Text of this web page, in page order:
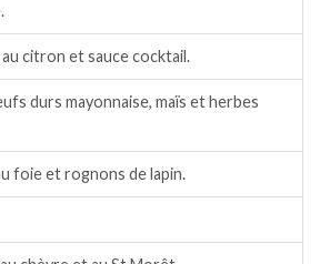
citron et sauce cocktail.
durs mayonnaise, maïs et herbes
foie et rognons de lapin.